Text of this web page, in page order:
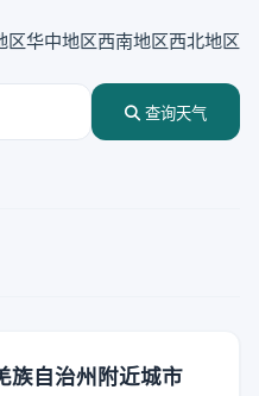
区华中地区西南地区西北地区
查询天气
族自治州附近城市